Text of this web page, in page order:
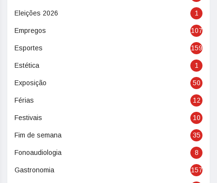
Eleições 2026 1
Empregos 107
Esportes 159
Estética 1
Exposição 50
Férias 12
Festivais 10
Fim de semana 35
Fonoaudiologia 8
Gastronomia 157